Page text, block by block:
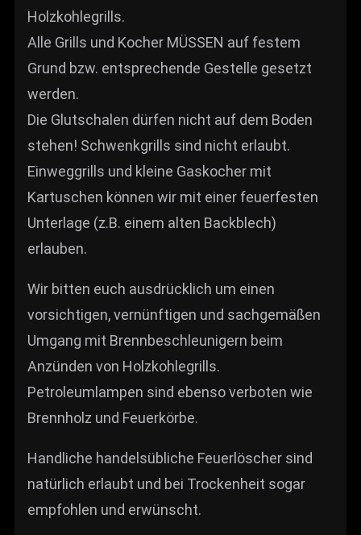
Galerien
Holzkohlegrills.
Alle Grills und Kocher MÜSSEN auf festem
Grund bzw. entsprechende Gestelle gesetzt
werden.
Die Glutschalen dürfen nicht auf dem Boden
stehen! Schwenkgrills sind nicht erlaubt.
Einweggrills und kleine Gaskocher mit
Kartuschen können wir mit einer feuerfesten
Unterlage (z.B. einem alten Backblech)
erlauben.
Wir bitten euch ausdrücklich um einen
vorsichtigen, vernünftigen und sachgemäßen
Umgang mit Brennbeschleunigern beim
Anzünden von Holzkohlegrills.
Petroleumlampen sind ebenso verboten wie
Brennholz und Feuerkörbe.
Handliche handelsübliche Feuerlöscher sind
natürlich erlaubt und bei Trockenheit sogar
empfohlen und erwünscht.